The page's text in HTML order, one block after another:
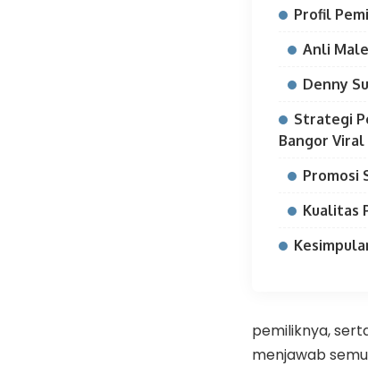
Profil
Anli
Denny
Strategi
Bangor Viral
Promosi
Kualitas
pemiliknya,
menjawab